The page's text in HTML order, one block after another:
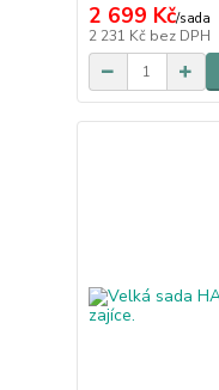
2 699 Kč/sada
2 231 Kč bez DPH